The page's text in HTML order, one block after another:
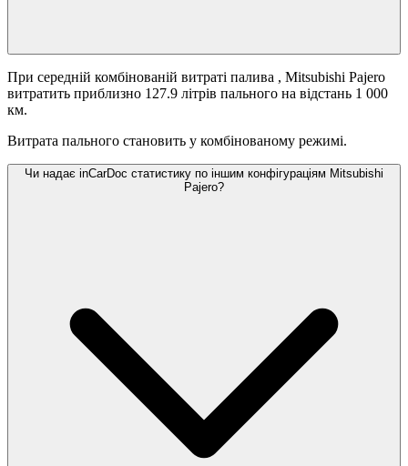
При середній комбінованій витраті палива , Mitsubishi Pajero
витратить приблизно 127.9 літрів пального на відстань 1 000
км.
Витрата пального становить у комбінованому режимі.
Чи надає inCarDoc статистику по іншим конфігураціям Mitsubishi
Pajero?